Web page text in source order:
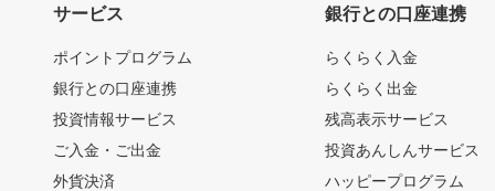
サービス
ポイントプログラム
銀行との口座連携
投資情報サービス
ご入金・ご出金
外貨決済
銀行との口座連携
らくらく入金
らくらく出金
残高表示サービス
投資あんしんサービス
ハッピープログラム